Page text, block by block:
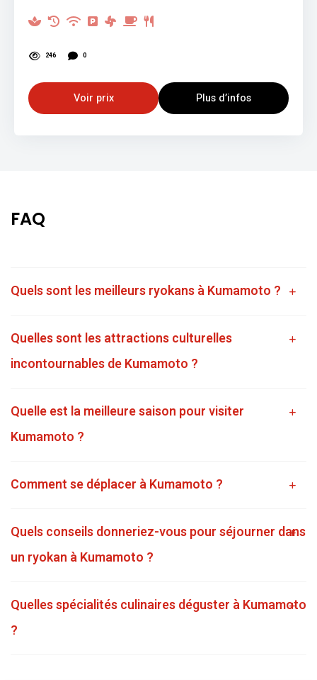
246 0
Voir prix Plus d’infos
FAQ
Quels sont les meilleurs ryokans à Kumamoto ?
Quelles sont les attractions culturelles
incontournables de Kumamoto ?
Quelle est la meilleure saison pour visiter
Kumamoto ?
Comment se déplacer à Kumamoto ?
Quels conseils donneriez-vous pour séjourner dans
un ryokan à Kumamoto ?
Quelles spécialités culinaires déguster à Kumamoto
?